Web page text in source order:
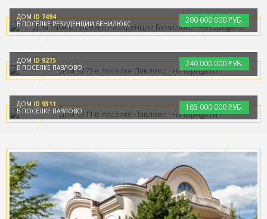
200 000 000 РУБ.
ДОМID 7494
В ПОСЁЛКЕ РЕЗИДЕНЦИИ БЕНИЛЮКС
240 000 000 РУБ.
ДОМID 9275
В ПОСЁЛКЕ ПАВЛОВО
185 000 000 РУБ.
ДОМID 9311
В ПОСЁЛКЕ ПАВЛОВО